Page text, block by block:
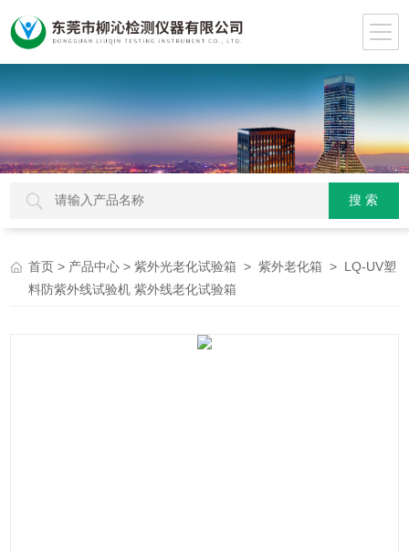
首页 > 产品中心 >紫外光老化试验箱 >紫外老化箱 > LQ-UV塑
料防紫外线试验机 紫外线老化试验箱